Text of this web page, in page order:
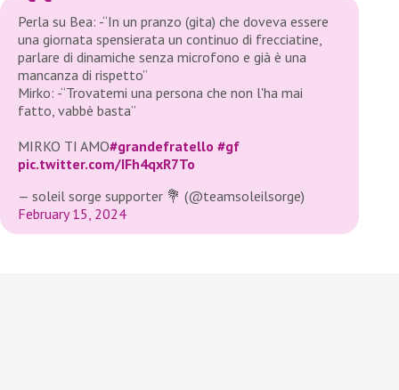
Perla su Bea: -“In un pranzo (gita) che doveva essere
una giornata spensierata un continuo di frecciatine,
parlare di dinamiche senza microfono e già è una
mancanza di rispetto”
Mirko: -“Trovatemi una persona che non l'ha mai
fatto, vabbè basta”
MIRKO TI AMO#grandefratello #gf
pic.twitter.com/IFh4qxR7To
— soleil sorge supporter 💐 (@teamsoleilsorge)
February 15, 2024